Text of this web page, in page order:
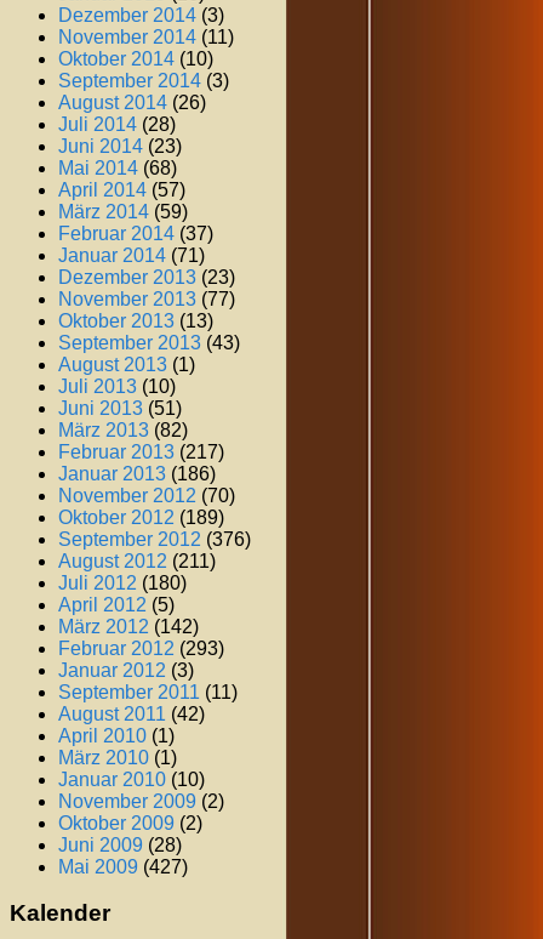
Dezember 2014 (3)
November 2014 (11)
Oktober 2014 (10)
September 2014 (3)
August 2014 (26)
Juli 2014 (28)
Juni 2014 (23)
Mai 2014 (68)
April 2014 (57)
März 2014 (59)
Februar 2014 (37)
Januar 2014 (71)
Dezember 2013 (23)
November 2013 (77)
Oktober 2013 (13)
September 2013 (43)
August 2013 (1)
Juli 2013 (10)
Juni 2013 (51)
März 2013 (82)
Februar 2013 (217)
Januar 2013 (186)
November 2012 (70)
Oktober 2012 (189)
September 2012 (376)
August 2012 (211)
Juli 2012 (180)
April 2012 (5)
März 2012 (142)
Februar 2012 (293)
Januar 2012 (3)
September 2011 (11)
August 2011 (42)
April 2010 (1)
März 2010 (1)
Januar 2010 (10)
November 2009 (2)
Oktober 2009 (2)
Juni 2009 (28)
Mai 2009 (427)
Kalender